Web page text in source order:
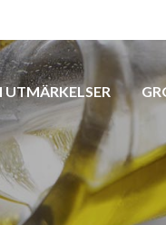
UTMÄRKELSER